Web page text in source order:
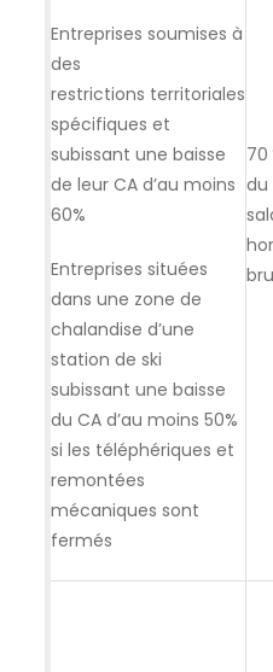
Entreprises soumises à
des
restrictions territoriales
spécifiques et
subissant une baisse
de leur CA d’au moins
60%
Entreprises situées
dans une zone de
chalandise d’une
station de ski
subissant une baisse
du CA d’au moins 50%
si les téléphériques et
remontées
mécaniques sont
fermés
70
du